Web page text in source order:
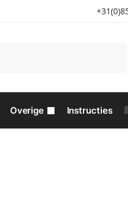
Overige Instructies